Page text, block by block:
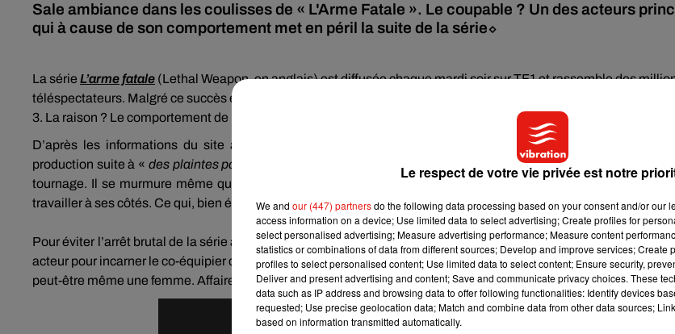
Sale ambiance dans les coulisses de « L'Arme Fatale ». Le coupable ? Un des acteurs
qui à cause de son comportement met en péril la suite de la série⬦
La série L’arme fatale (Lethal Weapon, en anglais)est diffusée chaque mardi soir sur TF1 et rassemble des
téléspectateurs. Malgré ce succès en France et aux États-Unis, la série pourrait ne pas avoir de suite, à savoir une
3. La raison ? Le comportement de l’acteur
dans la série.
D’après les informations du site américain
, ce dernier aurait reçu plusieurs avertissements de la
production suite à « des plaintes pour harcèlement émotionnel et création d’un environnement hostile
» sur les
tournage. Il se murmure même que plusieurs de ses partenaires à l’écran et autres collaborateurs ne
travailler à ses côtés. Ce qui, bien évidemment, perturbe les tournages.
Pour éviter l’arrêt brutal de la série après seulement deux saisons, les producteurs envisageraient donc
acteur pour incarner le co-équipier de l’agent RogerMurtaugh(DamonWayans)dans une éventuelle saison 3 :
peut-être même une femme. Affaire à suivre…
Le respect de votre vie privée est notre
We and our (447) partnersdo the following data processing based on your consent and/or our
access information on a device; Use limited data to select advertising; Create profiles for
select personalised advertising; Measure advertising performance; Measure content
statistics or combinations of data from different sources; Develop and improve services; Create
profiles to select personalised content; Use limited data to select content; Ensure security,
Deliver and present advertising and content; Save and communicate privacy choices. These
data such as IP address and browsing data to offer following functionalities: Identify devices
requested; Use precise geolocation data; Match and combine data from other data sources;
based on information transmitted automatically.